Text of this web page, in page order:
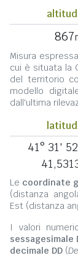
867
Misura
cui è situata la
del territorio
modello
dall'ultima
41° 31'
Le coordinate
(distanza
Est (distanza
I valori
sessagesimale
decimale DD (